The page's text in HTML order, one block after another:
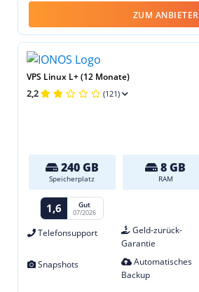
ZUM ANBIETER
VPS Linux L+ (12 Monate)
2,2 (121)
240 GB
Speicherplatz
8 GB
RAM
1,6 Gut
07/2026
Telefonsupport
Geld-zurück-
Garantie
Snapshots
Automatisches
Backup